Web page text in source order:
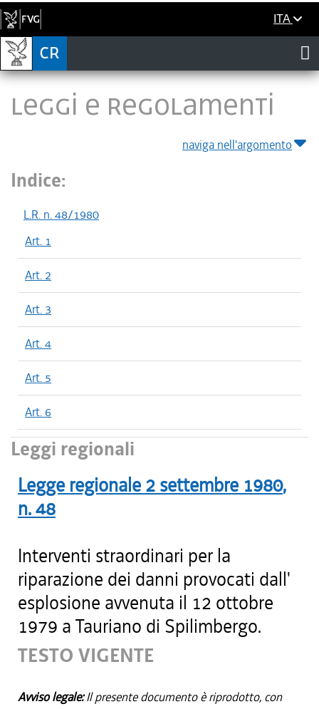
ITA
LEGGI E REGOLAMENTI
naviga nell'argomento
Indice:
L.R. n. 48/1980
Art. 1
Art. 2
Art. 3
Art. 4
Art. 5
Art. 6
Leggi regionali
Legge regionale 2 settembre 1980,
n.48
Interventi straordinari per la
riparazione dei danni provocati dall'
esplosione avvenuta il 12 ottobre
1979 a Tauriano di Spilimbergo.
TESTO VIGENTE
Avviso legale:Il presente documento è riprodotto, con